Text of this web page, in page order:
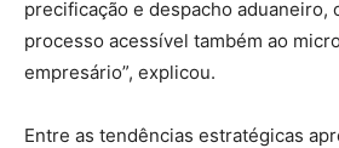
precificação e despacho aduaneiro,
processo acessível também ao
empresário”, explicou.
Entre as tendências estratégicas